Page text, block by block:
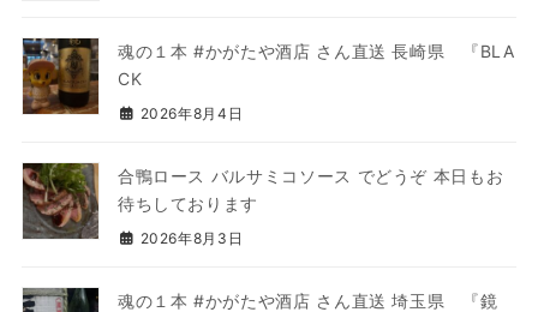
魂の１本 #かがたや酒店 さん直送 長崎県 『BLA
CK
2026年8月4日
合鴨ロース バルサミコソース でどうぞ 本日もお
待ちしております
2026年8月3日
魂の１本 #かがたや酒店 さん直送 埼玉県 『鏡